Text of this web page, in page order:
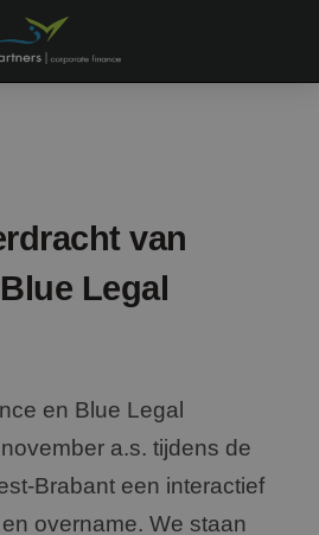
van
Legal
en Blue Legal
a.s. tijdens de
Brabant een interactief
overname. We staan